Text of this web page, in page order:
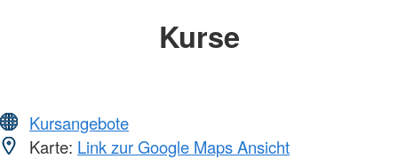
Kurse
Kursangebote
Karte: Link zur Google Maps Ansicht